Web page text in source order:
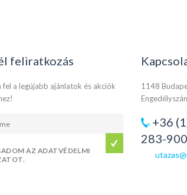
feliratkozás
fel a legújabb ajánlatok és akciók
AZ ADATVÉDELMI
1148
+36
283-